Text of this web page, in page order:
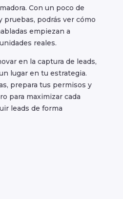
Con un poco de
pruebas, podrás ver cómo
empiezan a
reales.
en la captura de leads,
lugar en tu estrategia.
prepara tus permisos y
para maximizar cada
leads de forma